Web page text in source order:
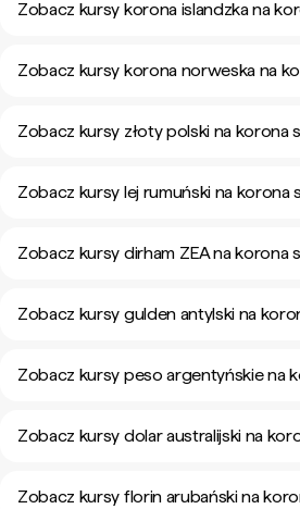
Zobacz kursy korona islandzka na
Zobacz kursy korona norweska na
Zobacz kursy złoty polski na korona
Zobacz kursy lej rumuński na korona
Zobacz kursy dirham ZEA na korona
Zobacz kursy gulden antylski na
Zobacz kursy peso argentyńskie na
Zobacz kursy dolar australijski na
Zobacz kursy florin arubański na